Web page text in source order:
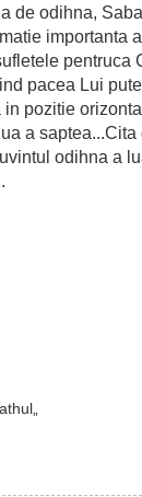
de odihna,
importanta
pentruca
pacea Lui
pozitie
a saptea...Cita
odihna a